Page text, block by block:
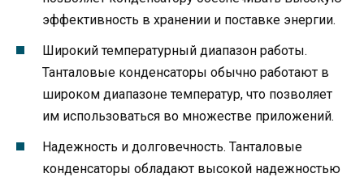
эффективность в хранении и поставке энергии.
Широкий температурный диапазон работы.
Танталовые конденсаторы обычно работают в
широком диапазоне температур, что позволяет
им использоваться во множестве приложений.
Надежность и долговечность. Танталовые
конденсаторы обладают высокой надежностью